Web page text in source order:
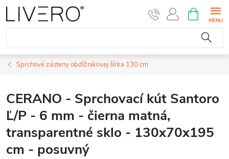
Prejsť
na
obsah
KOŠÍK
Sprchové zásteny obdĺžnikovej šírka 130 cm
CERANO - Sprchovací kút Santoro
Ľ/P - 6 mm - čierna matná,
transparentné sklo - 130x70x195
cm - posuvný